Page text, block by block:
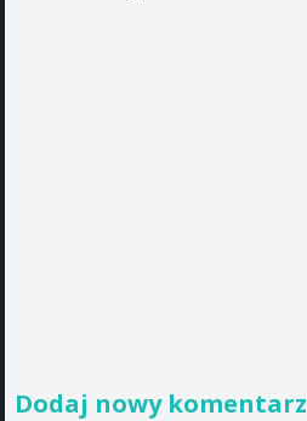
Dodaj nowy komentarz